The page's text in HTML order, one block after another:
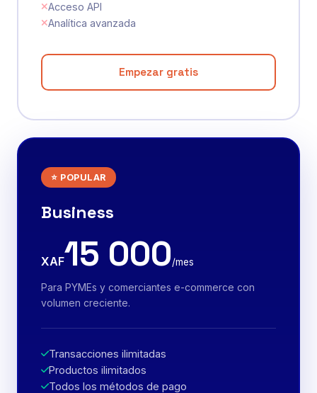
Acceso API
Analítica avanzada
Empezar gratis
⭐ POPULAR
Business
XAF15 000/mes
Para PYMEs y comerciantes e-commerce con
volumen creciente.
Transacciones ilimitadas
Productos ilimitados
Todos los métodos de pago